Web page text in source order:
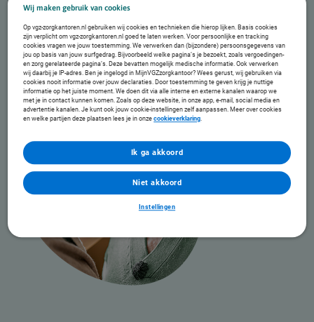
inzet van professionals en totale financiële middelen. Ongeacht uit welk domein deze komen.
Blijken initiatieven succesvol? Dan is het belangrijk dat we de financiering aan laten sluiten bij de
huidige inrichting van ons zorgstelsel.
Lees meer in de eindrapportage domeinoverstijgend
samenwerken
Lees meer in de factsheet Social Trial
Wij maken gebruik van cookies
Op vgz-zorgkantoren.nl gebruiken wij cookies en technieken die hierop lijken. Basis cookies
zijn verplicht om vgz-zorgkantoren.nl goed te laten werken. Voor persoonlijke en tracking
cookies vragen we jouw toestemming. We verwerken dan (bijzondere) persoonsgegevens van
jou op basis van jouw surfgedrag. Bijvoorbeeld welke pagina’s je bezoekt, zoals vergoedingen-
en zorg gerelateerde pagina’s. Deze bevatten mogelijk medische informatie. Ook verwerken
wij daarbij je IP-adres. Ben je ingelogd in MijnVGZzorgkantoor? Wees gerust, wij gebruiken via
cookies nooit informatie over jouw declaraties. Door toestemming te geven krijg je nuttige
informatie op het juiste moment. We doen dit via alle interne en externe kanalen waarop we
met je in contact kunnen komen. Zoals op deze website, in onze app, e-mail, social media en
advertentie kanalen. Je kunt ook jouw cookie-instellingen zelf aanpassen. Meer over cookies
en welke partijen deze plaatsen lees je in onzecookieverklaring.
Instellingen
Niet akkoord
Ik ga akkoord